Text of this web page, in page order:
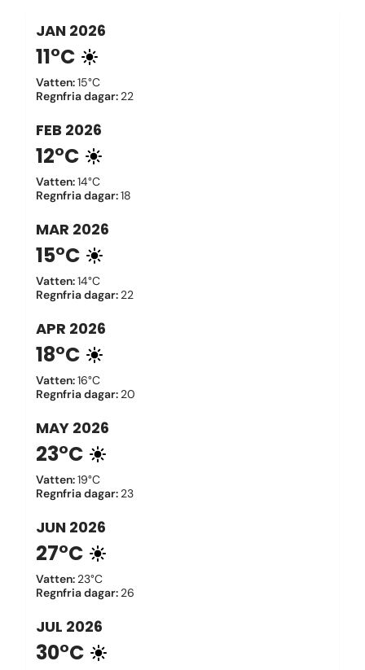
JAN 2026
11°C
Vatten:15°C
Regnfria dagar: 22
FEB 2026
12°C
Vatten:14°C
Regnfria dagar:18
MAR 2026
15°C
Vatten:14°C
Regnfria dagar: 22
APR 2026
18°C
Vatten:16°C
Regnfria dagar: 20
MAY 2026
23°C
Vatten:19°C
Regnfria dagar: 23
JUN 2026
27°C
Vatten: 23°C
Regnfria dagar: 26
JUL 2026
30°C